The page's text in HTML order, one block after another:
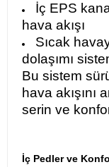
İç EPS
hava akışı
Sıcak
dolaşımı
Bu sistem
hava akışını
serin ve
İç Pedler ve